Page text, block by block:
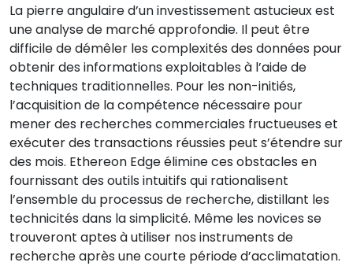
La pierre angulaire d’un investissement astucieux est
une analyse de marché approfondie. Il peut être
difficile de démêler les complexités des données pour
obtenir des informations exploitables à l’aide de
techniques traditionnelles. Pour les non-initiés,
l’acquisition de la compétence nécessaire pour
mener des recherches commerciales fructueuses et
exécuter des transactions réussies peut s’étendre sur
des mois. Ethereon Edge élimine ces obstacles en
fournissant des outils intuitifs qui rationalisent
l’ensemble du processus de recherche, distillant les
technicités dans la simplicité. Même les novices se
trouveront aptes à utiliser nos instruments de
recherche après une courte période d’acclimatation.